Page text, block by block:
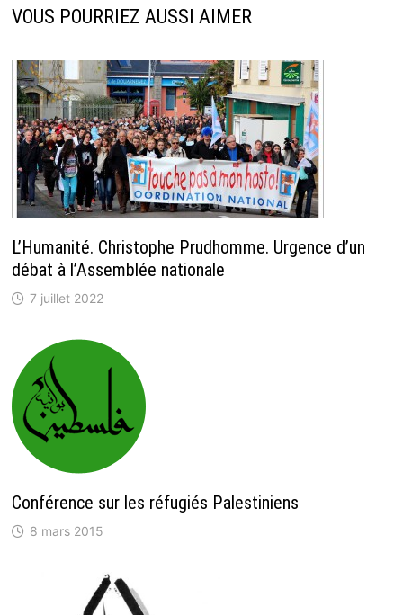
VOUS POURRIEZ AUSSI AIMER
L’Humanité. Christophe Prudhomme. Urgence d’un
débat à l’Assemblée nationale
7 juillet 2022
Conférence sur les réfugiés Palestiniens
8 mars 2015